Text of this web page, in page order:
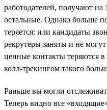
работодателей, получают
остальные. Однако больше
теряется: или кандидаты
рекрутеры заняты и не
ценные контакты теряются
колл-трекингом такого
Раньше вы могли
Теперь видно все